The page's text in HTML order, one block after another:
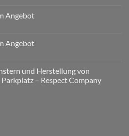
Angebot
Angebot
und Herstellung von
– Respect Company